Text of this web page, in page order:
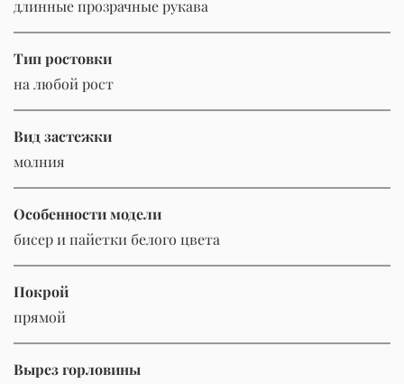
длинные прозрачные рукава
Тип ростовки
на любой рост
Вид застежки
молния
Особенности модели
бисер и пайетки белого цвета
Покрой
прямой
Вырез горловины